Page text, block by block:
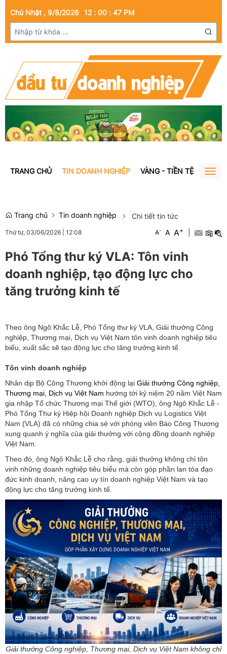
Chủ Nhật , 9/8/2026 12 : 00 : 48 PM
TRANG CHỦ TIN DOANH NGHIỆP VÀNG - TIỀN TỆ BẤT
Trang chủ Tin doanh nghiệp Chi tiết tin tức
Thứ tư, 03/06/2026 12:08 A- A A+
Phó Tổng thư ký VLA: Tôn vinh
doanh nghiệp, tạo động lực cho
tăng trưởng kinh tế
Theo ông Ngô Khắc Lễ, Phó Tổng thư ký VLA, Giải thưởng Công
nghiệp, Thương mại, Dịch vụ Việt Nam tôn vinh doanh nghiệp tiêu
biểu, xuất sắc sẽ tạo động lực cho tăng trưởng kinh tế.
Tôn vinh doanh nghiệp
Nhân dịp Bộ Công Thương khởi động lại Giải thưởng Công nghiệp,
Thương mại, Dịch vụ Việt Nam hướng tới kỷ niệm 20 năm Việt Nam
gia nhập Tổ chức Thương mại Thế giới (WTO), ông Ngô Khắc Lễ -
Phó Tổng Thư ký Hiệp hội Doanh nghiệp Dịch vụ Logistics Việt
Nam (VLA) đã có những chia sẻ với phóng viên Báo Công Thương
xung quanh ý nghĩa của giải thưởng với cộng đồng doanh nghiệp
Việt Nam.
Theo đó, ông Ngô Khắc Lễ cho rằng, giải thưởng không chỉ tôn
vinh những doanh nghiệp tiêu biểu mà còn góp phần lan tỏa đạo
đức kinh doanh, nâng cao uy tín doanh nghiệp Việt Nam và tạo
động lực cho tăng trưởng kinh tế.
Giải thưởng Công nghiệp, Thương mại, Dịch vụ Việt Nam không chỉ